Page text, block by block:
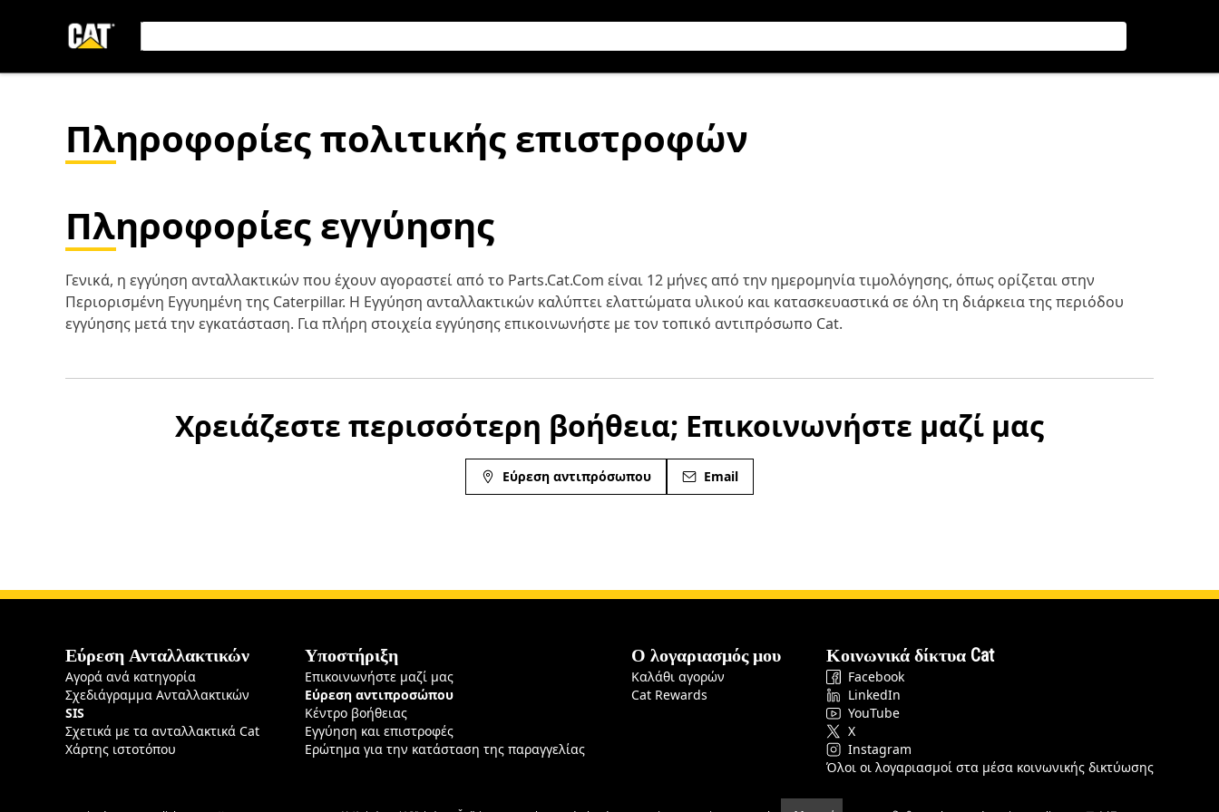
Πληροφορίες πολιτικής επιστροφών
Πληροφορίες εγγύησης
Γενικά, η εγγύηση ανταλλακτικών που έχουν αγοραστεί από το Parts.Cat.Com είναι 12 μήνες από την ημερομηνία τιμολόγησης, όπως ορίζεται στην
Περιορισμένη Εγγυημένη της Caterpillar. Η Εγγύηση ανταλλακτικών καλύπτει ελαττώματα υλικού και κατασκευαστικά σε όλη τη διάρκεια της περιόδου
εγγύησης μετά την εγκατάσταση. Για πλήρη στοιχεία εγγύησης επικοινωνήστε με τον τοπικό αντιπρόσωπο Cat.
Χρειάζεστε περισσότερη βοήθεια; Επικοινωνήστε μαζί μας
Εύρεση αντιπρόσωπου Email
Εύρεση Ανταλλακτικών
Αγορά ανά κατηγορία
Σχεδιάγραμμα Ανταλλακτικών
SIS
Σχετικά με τα ανταλλακτικά Cat
Χάρτης ιστοτόπου
Υποστήριξη
Επικοινωνήστε μαζί μας
Εύρεση αντιπροσώπου
Κέντρο βοήθειας
Εγγύηση και επιστροφές
Ερώτημα για την κατάσταση της παραγγελίας
Ο λογαριασμός μου
Καλάθι αγορών
Cat Rewards
Κοινωνικά δίκτυα Cat
Facebook
LinkedIn
YouTube
X
Instagram
Όλοι οι λογαριασμοί στα μέσα κοινωνικής δικτύωσης